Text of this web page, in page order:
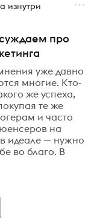
изнутри
про
уже давно
многие. Кто-
же успеха,
те же
и часто
на
идеале — нужно
во благо. В